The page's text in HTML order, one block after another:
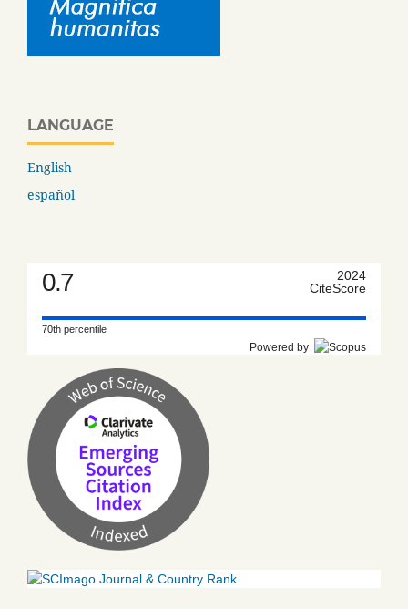
LANGUAGE
English
español
0.7
2024
CiteScore
70th percentile
Powered by